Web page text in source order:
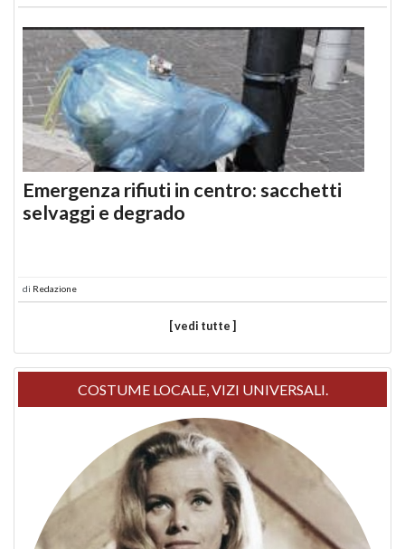
Emergenza rifiuti in centro: sacchetti
selvaggi e degrado
di Redazione
[ vedi tutte ]
COSTUME LOCALE, VIZI UNIVERSALI.